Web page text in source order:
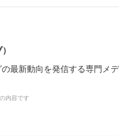
最新動向を発信する専門メデ
内容です